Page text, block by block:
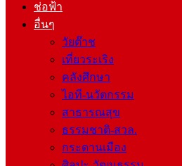
ช่อฟ้า
อื่นๆ
วัยต๊าช
เที่ยวระเริง
คลังศึกษา
ไอที-นวัตกรรม
สาธารณสุข
ธรรมชาติ-สวล.
กระดานเมือง